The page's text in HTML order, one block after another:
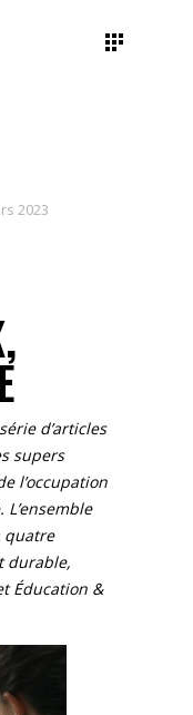
2023
d’articles
supers
l’occupation
quatre
durable,
Éducation &